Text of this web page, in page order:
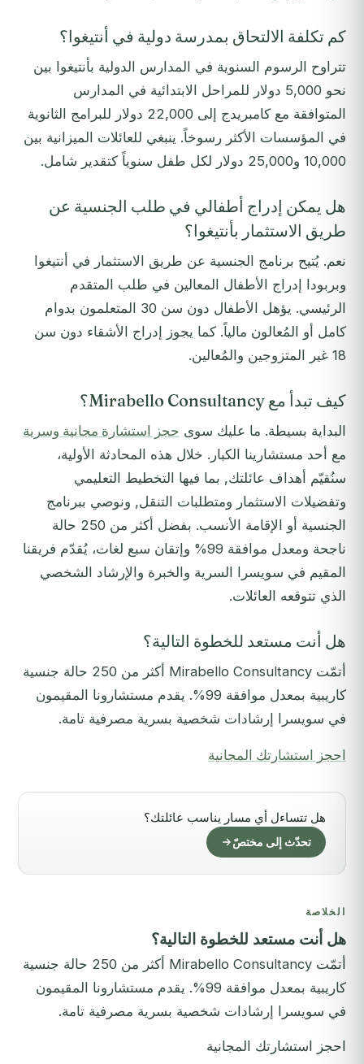
كم تكلفة الالتحاق بمدرسة دولية في أنتيغوا؟
تتراوح الرسوم السنوية في المدارس الدولية بأنتيغوا بين
نحو 5,000 دولار للمراحل الابتدائية في المدارس
المتوافقة مع كامبريدج إلى 22,000 دولار للبرامج الثانوية
في المؤسسات الأكثر رسوخاً. ينبغي للعائلات الميزانية بين
10,000 و25,000 دولار لكل طفل سنوياً كتقدير شامل.
هل يمكن إدراج أطفالي في طلب الجنسية عن
طريق الاستثمار بأنتيغوا؟
نعم. يُتيح برنامج الجنسية عن طريق الاستثمار في أنتيغوا
وبربودا إدراج الأطفال المعالين في طلب المتقدم
الرئيسي. يؤهل الأطفال دون سن 30 المتعلمون بدوام
كامل أو المُعالون مالياً. كما يجوز إدراج الأشقاء دون سن
18 غير المتزوجين والمُعالين.
كيف تبدأ مع Mirabello Consultancy؟
البداية بسيطة. ما عليك سوى حجز استشارة مجانية وسرية
مع أحد مستشارينا الكبار. خلال هذه المحادثة الأولية،
سنُقيّم أهداف عائلتك, بما فيها التخطيط التعليمي
وتفضيلات الاستثمار ومتطلبات التنقل, ونوصي ببرنامج
الجنسية أو الإقامة الأنسب. بفضل أكثر من 250 حالة
ناجحة ومعدل موافقة 99% وإتقان سبع لغات، يُقدّم فريقنا
المقيم في سويسرا السرية والخبرة والإرشاد الشخصي
الذي تتوقعه العائلات.
هل أنت مستعد للخطوة التالية؟
أتمّت Mirabello Consultancy أكثر من 250 حالة جنسية
كاريبية بمعدل موافقة 99%. يقدم مستشارونا المقيمون
في سويسرا إرشادات شخصية بسرية مصرفية تامة.
احجز استشارتك المجانية
هل تتساءل أي مسار يناسب عائلتك؟
تحدّث إلى مختصّ
الخلاصة
هل أنت مستعد للخطوة التالية؟
أتمّت Mirabello Consultancy أكثر من 250 حالة جنسية
كاريبية بمعدل موافقة 99%. يقدم مستشارونا المقيمون
في سويسرا إرشادات شخصية بسرية مصرفية تامة.
احجز استشارتك المجانية